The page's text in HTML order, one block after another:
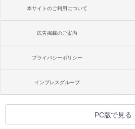
本サイトのご利用について
広告掲載のご案内
プライバシーポリシー
インプレスグループ
PC版で見る